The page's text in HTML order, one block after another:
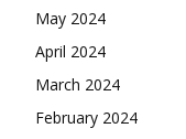
May 2024
April 2024
March 2024
February 2024